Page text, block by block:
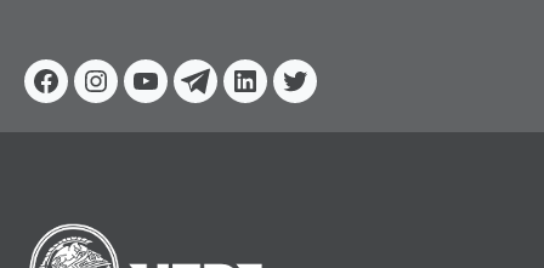
Facebook
Instagram
YoutubeTelegram
Linkedin
Twitter